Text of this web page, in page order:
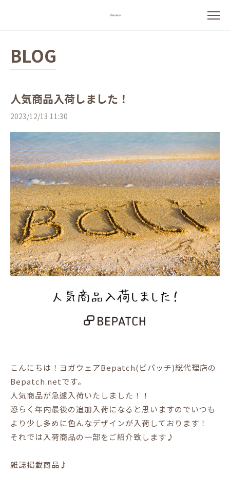
BLOG
人気商品入荷しました！
2023/12/13 11:30
こんにちは！ヨガウェアBepatch(ビパッチ)総代理店の
Bepatch.netです。
人気商品が急遽入荷いたしました！！
恐らく年内最後の追加入荷になると思いますのでいつも
より少し多めに色んなデザインが入荷しております！
それでは入荷商品の一部をご紹介致します♪
雑誌掲載商品♪